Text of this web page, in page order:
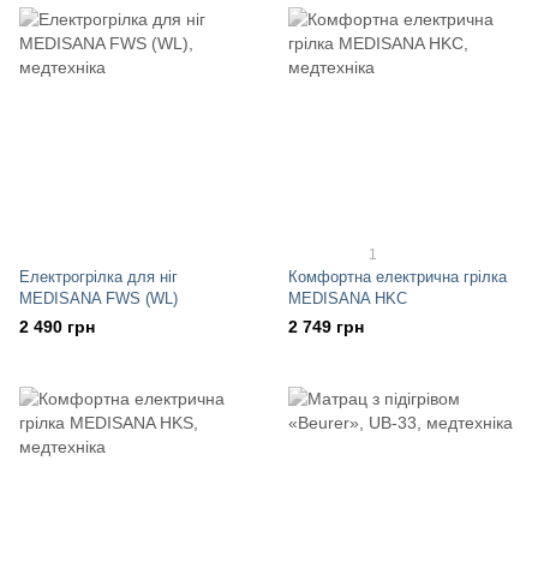
Електрогрілка для ніг
MEDISANA FWS (WL)
2 490 грн
1
Комфортна електрична грілка
MEDISANA HKC
2 749 грн